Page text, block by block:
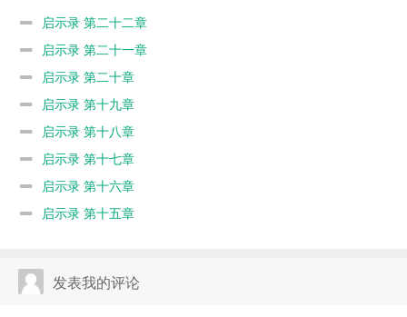
启示录 第二十二章
启示录 第二十一章
启示录 第二十章
启示录 第十九章
启示录 第十八章
启示录 第十七章
启示录 第十六章
启示录 第十五章
发表我的评论